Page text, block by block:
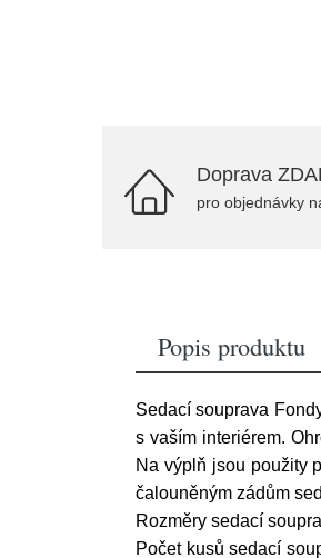
Doprava
pro objednávky
Popis produktu
Sedací souprava
s vaším interiérem.
Na výplň jsou použity
čalouněným zádům
Rozměry sedací
Počet kusů sedací